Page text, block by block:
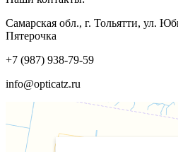
Самарская обл., г. Тольятти, ул.
Пятерочка
+7 (987) 938-79-59
info@opticatz.ru